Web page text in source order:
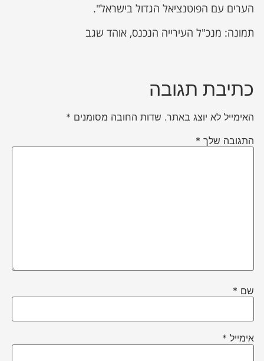
הערים עם הפוטנציאל הגדול בישראל".
תמונה: מנכ"ל העירייה הנכנס, אוהד שגב
כתיבת תגובה
האימייל לא יוצג באתר. שדות החובה מסומנים *
התגובה שלך *
שם *
אימייל *